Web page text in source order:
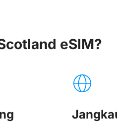
eSIM?